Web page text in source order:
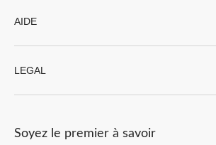
AIDE
LEGAL
Soyez le premier à savoir